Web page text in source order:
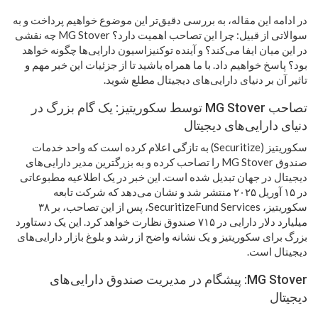
در ادامه این مقاله، به بررسی دقیق‌تر این موضوع خواهیم پرداخت و به
سوالاتی از قبیل: چرا این تصاحب اهمیت دارد؟ MG Stover چه نقشی
در این میان ایفا می‌کند؟ و آینده توکنیزاسیون دارایی‌ها چگونه خواهد
بود؟ پاسخ خواهیم داد. با ما همراه باشید تا از جزئیات این خبر مهم و
تاثیر آن بر دنیای دارایی‌های دیجیتال مطلع شوید.
تصاحب MG Stover توسط سکوریتیز: یک گام بزرگ در
دنیای دارایی‌های دیجیتال
سکوریتیز (Securitize) به تازگی اعلام کرده است که واحد خدمات
صندوق MG Stover را تصاحب کرده و به بزرگترین مدیر دارایی‌های
دیجیتال در جهان تبدیل شده است. این خبر در یک اطلاعیه مطبوعاتی
در ۱۵ آوریل ۲۰۲۵ منتشر شد و نشان می‌دهد که شرکت تابعه
سکوریتیز، SecuritizeFund Services، پس از این تصاحب، بر ۳۸
میلیارد دلار دارایی در ۷۱۵ صندوق نظارت خواهد کرد. این یک دستاورد
بزرگ برای سکوریتیز و یک نشانه واضح از رشد و بلوغ بازار دارایی‌های
دیجیتال است.
MG Stover: پیشگام در مدیریت صندوق دارایی‌های
دیجیتال